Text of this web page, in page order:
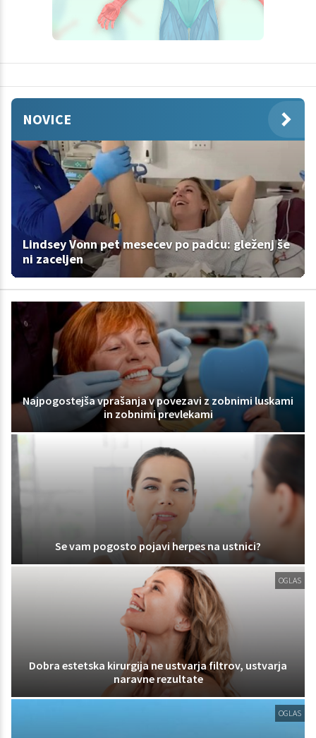
NOVICE
Lindsey Vonn pet mesecev po padcu: gleženj še
ni zaceljen
Najpogostejša vprašanja v povezavi z zobnimi luskami
in zobnimi prevlekami
Se vam pogosto pojavi herpes na ustnici?
OGLAS
Dobra estetska kirurgija ne ustvarja filtrov, ustvarja
naravne rezultate
OGLAS